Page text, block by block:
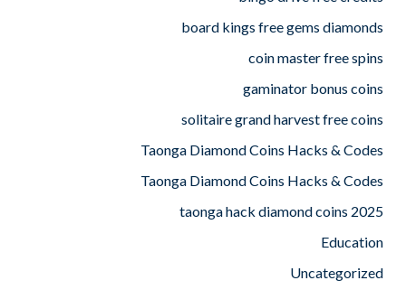
board kings free gems diamonds
coin master free spins
gaminator bonus coins
solitaire grand harvest free coins
Taonga Diamond Coins Hacks & Codes
Taonga Diamond Coins Hacks & Codes
taonga hack diamond coins 2025
Education
Uncategorized